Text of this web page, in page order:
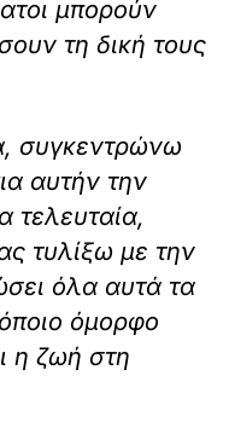
μπορούν
τη δική τους
συγκεντρώνω
αυτήν την
τελευταία,
τυλίξω με την
όλα αυτά τα
όμορφο
η ζωή στη